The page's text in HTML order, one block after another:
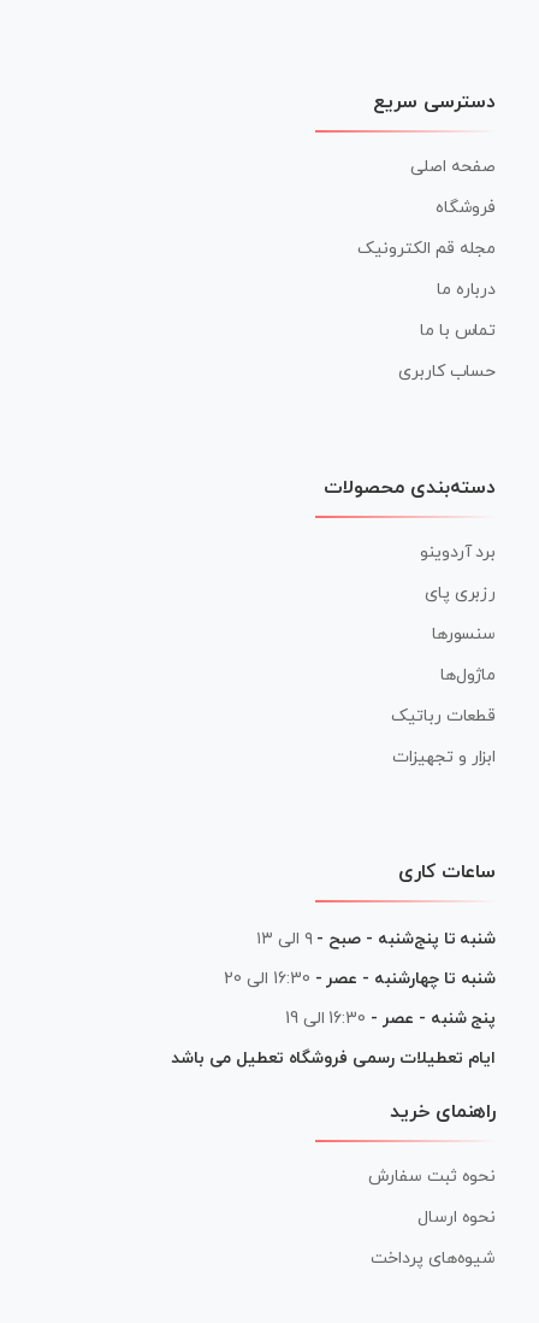
دسترسی سریع
صفحه اصلی
فروشگاه
مجله قم الکترونیک
درباره ما
تماس با ما
حساب کاربری
دسته‌بندی محصولات
برد آردوینو
رزبری پای
سنسورها
ماژول‌ها
قطعات رباتیک
ابزار و تجهیزات
ساعات کاری
شنبه تا پنج‌شنبه - صبح - ۹ الی ۱۳
شنبه تا چهارشنبه - عصر - 16:30 الی 20
پنج شنبه - عصر - 16:30 الی 19
ایام تعطیلات رسمی فروشگاه تعطیل می باشد
راهنمای خرید
نحوه ثبت سفارش
نحوه ارسال
شیوه‌های پرداخت